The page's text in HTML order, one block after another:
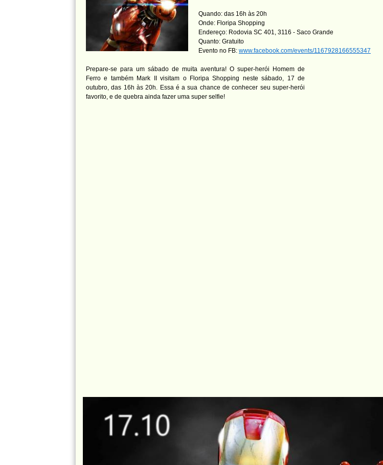
Quando: das 16h às 20h
Onde: Floripa Shopping
Endereço: Rodovia SC 401, 3116 - Saco Grande
Quanto: Gratuito
Evento no FB: www.facebook.com/events/1167928166555347
Prepare-se para um sábado de muita aventura! O super-herói Homem de
Ferro e também Mark II visitam o Floripa Shopping neste sábado, 17 de
outubro, das 16h às 20h. Essa é a sua chance de conhecer seu super-herói
favorito, e de quebra ainda fazer uma super selfie!